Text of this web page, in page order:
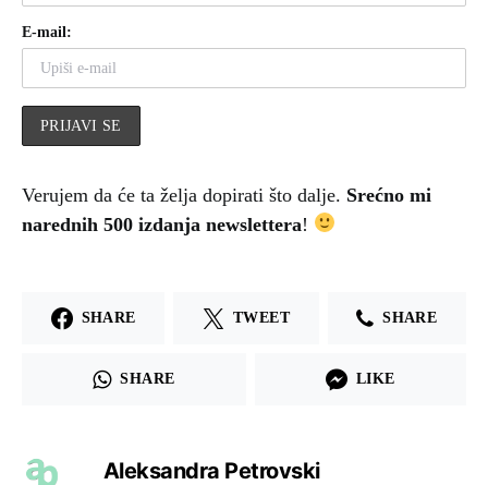
E-mail:
Verujem da će ta želja dopirati što dalje. Srećno mi
narednih 500 izdanja newslettera!
SHARE TWEET SHARE
SHARE LIKE
Aleksandra Petrovski